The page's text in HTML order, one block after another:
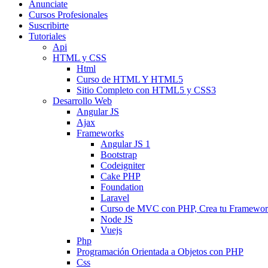
Anunciate
Cursos Profesionales
Suscribirte
Tutoriales
Api
HTML y CSS
Html
Curso de HTML Y HTML5
Sitio Completo con HTML5 y CSS3
Desarrollo Web
Angular JS
Ajax
Frameworks
Angular JS 1
Bootstrap
Codeigniter
Cake PHP
Foundation
Laravel
Curso de MVC con PHP, Crea tu
Node JS
Vuejs
Php
Programación Orientada a Objetos con PHP
Css